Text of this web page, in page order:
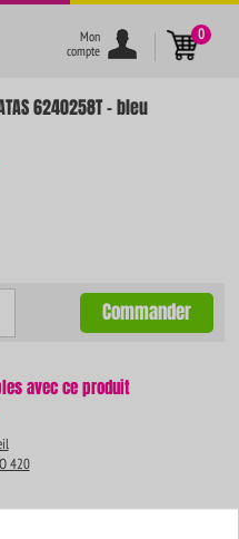
Mon
compte
0
6240258T - bleu
Commander
avec ce produit
420